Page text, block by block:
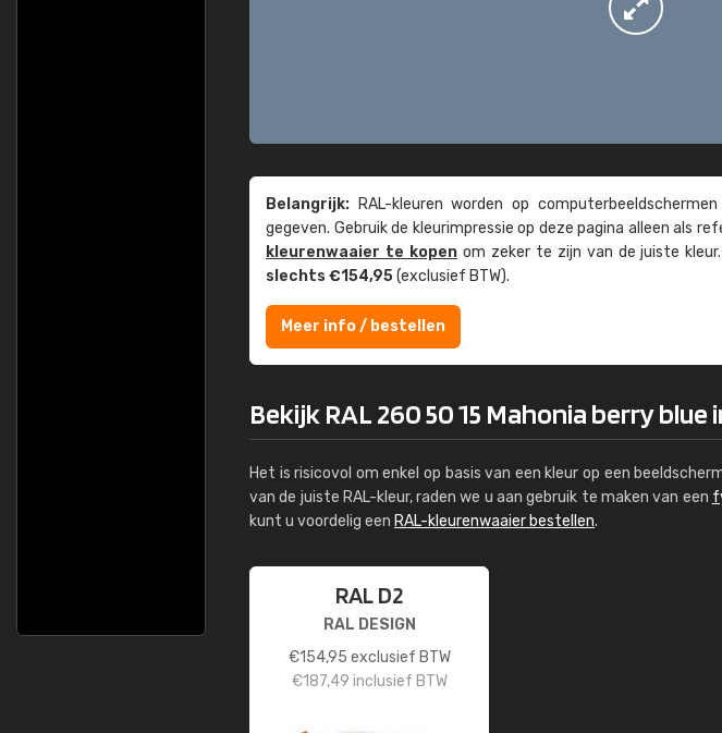
Belangrijk: RAL-kleuren worden op
gegeven. Gebruik de kleur­impressie op deze pagina alleen als
kleuren­waaier te kopenom zeker te zijn van de juiste
slechts €154,95(exclusief BTW).
Meer info / bestellen
Bekijk RAL 260 50 15 Mahonia berry
Het is risicovol om enkel op basis van een kleur op een
van de juiste RAL-kleur, raden we u aan gebruik te maken van een
kunt u voordelig een RAL-kleurenwaaier bestellen.
RAL D2
RAL DESIGN
€154,95 exclusief BTW
€187,49 inclusief BTW